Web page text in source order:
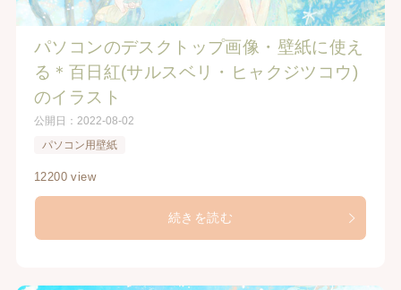
パソコンのデスクトップ画像・壁紙に使え
る＊百日紅(サルスベリ・ヒャクジツコウ)
のイラスト
公開日： 2022-08-02
パソコン用壁紙
12200 view
続きを読む